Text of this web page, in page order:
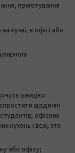
приготування
кухні, в офісі або
швидко
щоденні
офісних
кухонь і всіх, хто
або офісу;